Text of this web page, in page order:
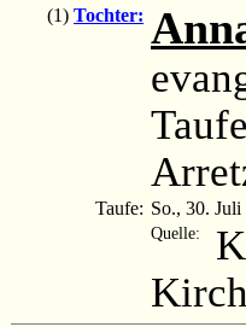
(1) Tochter:
Taufe: So., 30. Juli
Quelle: